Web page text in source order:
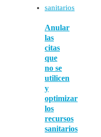
Anular
las
citas
que
no se
utilicen
y
optimizar
los
recursos
sanitarios